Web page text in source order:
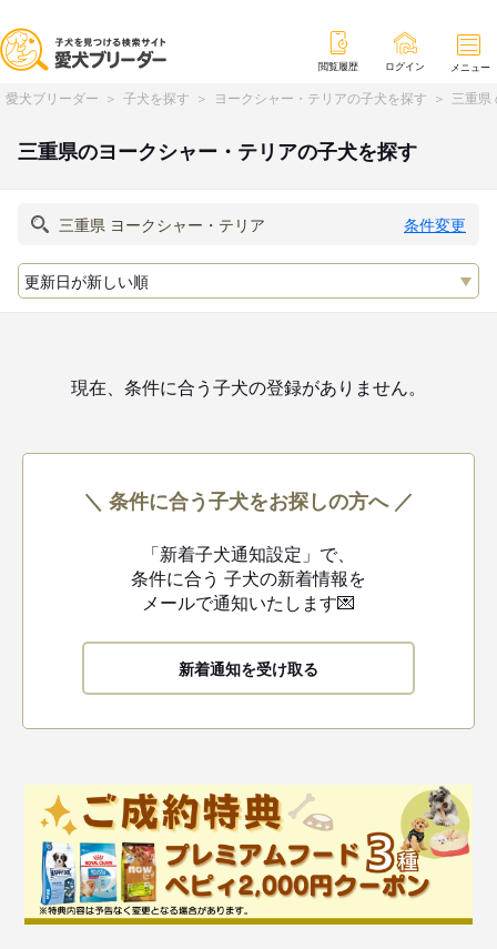
閲覧履歴 ログイン メニュー
愛犬ブリーダー 子犬を探す ヨークシャー・テリアの子犬を探す 三重県
三重県のヨークシャー・テリアの子犬を探す
条件変更
現在、条件に合う子犬の登録がありません。
＼ 条件に合う子犬をお探しの方へ ／
「新着子犬通知設定」で、
条件に合う 子犬の新着情報を
メールで通知いたします💌
新着通知を受け取る